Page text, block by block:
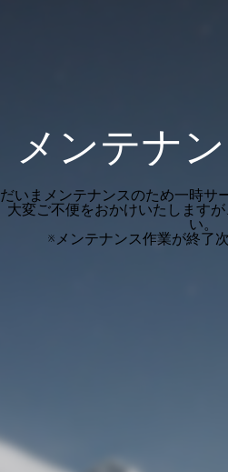
メンテナン
だいまメンテナンスのため一時サ
大変ご不便をおかけいたしますが
い。
※メンテナンス作業が終了